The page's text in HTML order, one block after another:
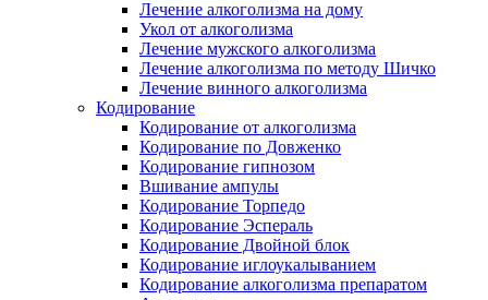
Лечение алкоголизма на дому
Укол от алкоголизма
Лечение мужского алкоголизма
Лечение алкоголизма по методу Шичко
Лечение винного алкоголизма
Кодирование
Кодирование от алкоголизма
Кодирование по Довженко
Кодирование гипнозом
Вшивание ампулы
Кодирование Торпедо
Кодирование Эспераль
Кодирование Двойной блок
Кодирование иглоукалыванием
Кодирование алкоголизма препаратом